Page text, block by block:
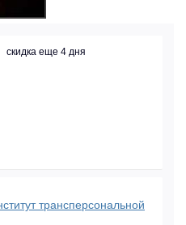
скидка еще 4 дня
трансперсональной